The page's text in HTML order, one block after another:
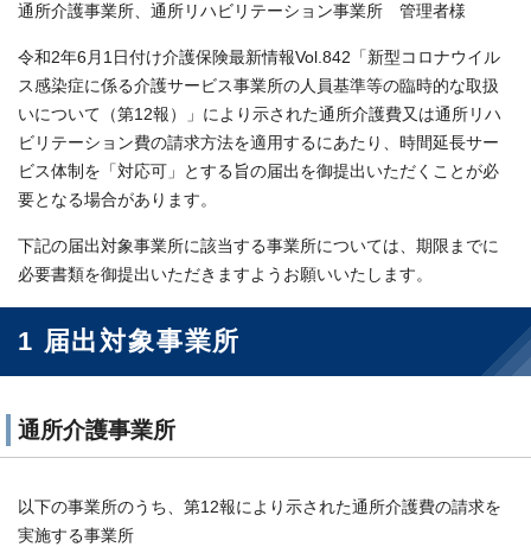
通所介護事業所、通所リハビリテーション事業所 管理者様
令和2年6月1日付け介護保険最新情報Vol.842「新型コロナウイル
ス感染症に係る介護サービス事業所の人員基準等の臨時的な取扱
いについて（第12報）」により示された通所介護費又は通所リハ
ビリテーション費の請求方法を適用するにあたり、時間延長サー
ビス体制を「対応可」とする旨の届出を御提出いただくことが必
要となる場合があります。
下記の届出対象事業所に該当する事業所については、期限までに
必要書類を御提出いただきますようお願いいたします。
1 届出対象事業所
通所介護事業所
以下の事業所のうち、第12報により示された通所介護費の請求を
実施する事業所